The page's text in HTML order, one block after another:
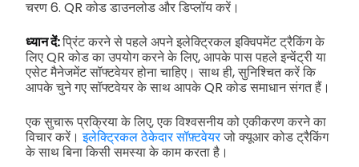
चरण 6. QR कोड डाउनलोड और डिप्लॉय करें।
ध्यान दें:प्रिंट करने से पहले अपने इलेक्ट्रिकल इक्विपमेंट ट्रैकिंग के
लिए QR कोड का उपयोग करने के लिए, आपके पास पहले इन्वेंट्री या
एसेट मैनेजमेंट सॉफ्टवेयर होना चाहिए। साथ ही, सुनिश्चित करें कि
आपके चुने गए सॉफ्टवेयर के साथ आपके QR कोड समाधान संगत हैं।
एक सुचारू प्रक्रिया के लिए, एक विश्वसनीय को एकीकरण करने का
विचार करें।इलेक्ट्रिकल ठेकेदार सॉफ़्टवेयरजो क्यूआर कोड ट्रैकिंग
के साथ बिना किसी समस्या के काम करता है।